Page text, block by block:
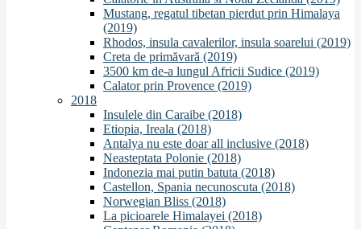
Mustang, regatul tibetan pierdut prin Himalaya
(2019)
Rhodos, insula cavalerilor, insula soarelui (2019)
Creta de primăvară (2019)
3500 km de-a lungul Africii Sudice (2019)
Calator prin Provence (2019)
2018
Insulele din Caraibe (2018)
Etiopia, Ireala (2018)
Antalya nu este doar all inclusive (2018)
Neasteptata Polonie (2018)
Indonezia mai putin batuta (2018)
Castellon, Spania necunoscuta (2018)
Norwegian Bliss (2018)
La picioarele Himalayei (2018)